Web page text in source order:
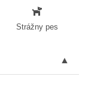
Strážny pes